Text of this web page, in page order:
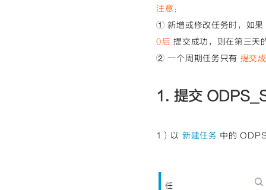
注意：
① 新增或修改任务时，如果
0后提交成功，则在第三天
② 一个周期任务只有 提交
1. 提交
1）以 新建任务 中的